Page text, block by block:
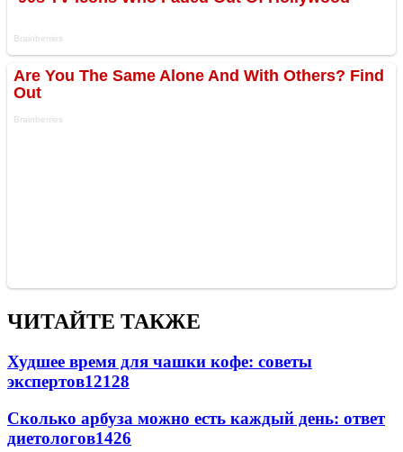
ЧИТАЙТЕ ТАКЖЕ
Худшее время для чашки кофе: советы
экспертов12128
Сколько арбуза можно есть каждый день: ответ
диетологов1426